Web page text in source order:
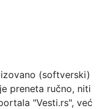
(softverski)
preneta ručno, niti
"Vesti.rs", već